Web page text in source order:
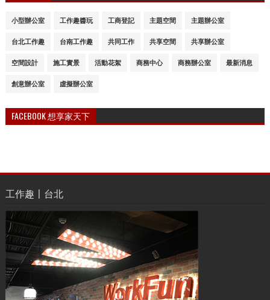
小型辦公室 工作趣醬玩 工商登記 主題空間 主題辦公室
台北工作趣 台南工作趣 共同工作 共享空間 共享辦公室
空間設計 施工實景 活動花絮 商務中心 商務辦公室 最新消息
創意辦公室 虛擬辦公室
FACEBOOK 想享家天下
工作趣〡台北